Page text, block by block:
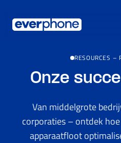
RESOURCES –
Onze
Van middelgrote
corporaties – ontdek
apparaatfloot